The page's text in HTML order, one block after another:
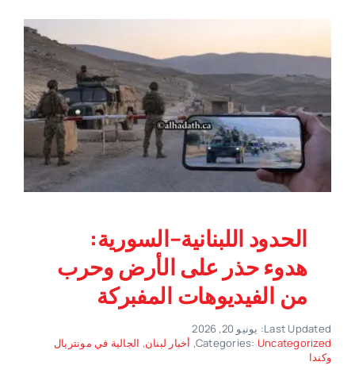
الحدود اللبنانية–السورية:
هدوء حذر على الأرض وحرب
من الفيديوهات المفبركة
Last Updated: يونيو 20, 2026
Categories: Uncategorized
, أخبار لبنان, الجالية في مونتريال
وكندا